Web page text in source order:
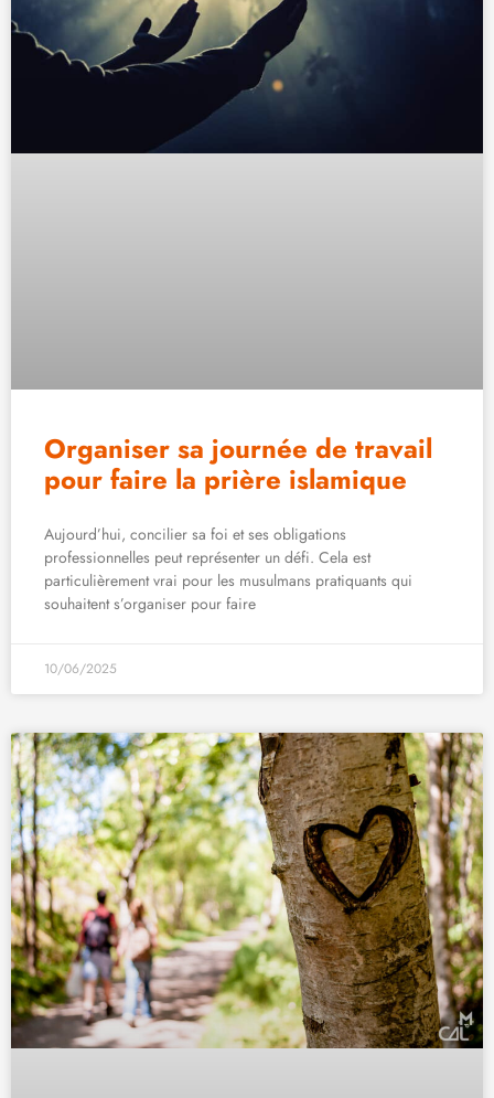
Organiser sa journée de travail
pour faire la prière islamique
Aujourd’hui, concilier sa foi et ses obligations
professionnelles peut représenter un défi. Cela est
particulièrement vrai pour les musulmans pratiquants qui
souhaitent s’organiser pour faire
10/06/2025